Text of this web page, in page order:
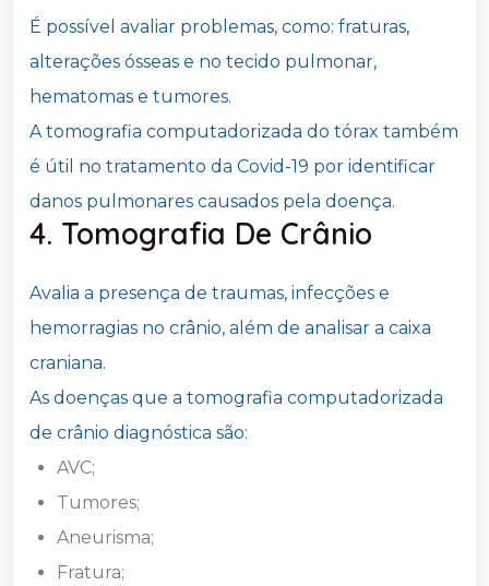
É possível avaliar problemas, como: fraturas,
alterações ósseas e no tecido pulmonar,
hematomas e tumores.
A tomografia computadorizada do tórax também
é útil no tratamento da Covid-19 por identificar
danos pulmonares causados pela doença.
4. Tomografia De Crânio
Avalia a presença de traumas, infecções e
hemorragias no crânio, além de analisar a caixa
craniana.
As doenças que a tomografia computadorizada
de crânio diagnóstica são:
AVC;
Tumores;
Aneurisma;
Fratura;